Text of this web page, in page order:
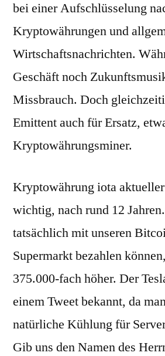
bei einer Aufschlüsselung
Kryptowährungen und
Wirtschaftsnachrichten.
Geschäft noch
Missbrauch. Doch
Emittent auch für Ersatz,
Kryptowährungsminer.
Kryptowährung iota
wichtig, nach rund 12
tatsächlich mit unseren
Supermarkt bezahlen
375.000-fach höher. Der
einem Tweet bekannt, da
natürliche Kühlung für
Gib uns den Namen des